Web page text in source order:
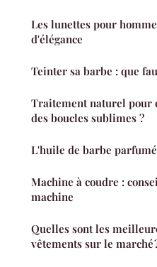
Les lunettes pour
d'élégance
Teinter sa barbe : que
Traitement naturel pour
des boucles sublimes ?
L'huile de barbe
Machine à coudre :
machine
Quelles sont les
vêtements sur le marché